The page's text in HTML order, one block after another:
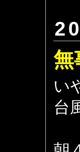
無
い
台